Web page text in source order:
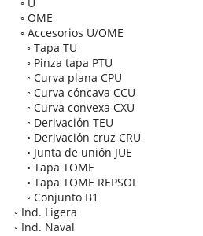
◦ U
◦ OME
◦ Accesorios U/OME
◦ Tapa TU
◦ Pinza tapa PTU
◦ Curva plana CPU
◦ Curva cóncava CCU
◦ Curva convexa CXU
◦ Derivación TEU
◦ Derivación cruz CRU
◦ Junta de unión JUE
◦ Tapa TOME
◦ Tapa TOME REPSOL
◦ Conjunto B1
◦ Ind. Ligera
◦ Ind. Naval